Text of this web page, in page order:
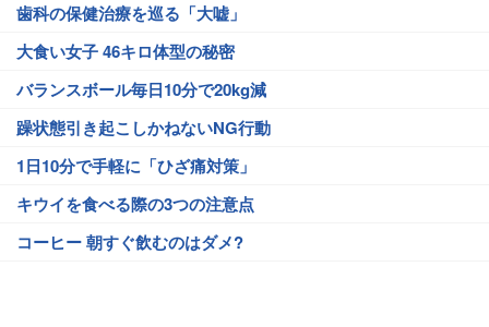
歯科の保健治療を巡る「大嘘」
大食い女子 46キロ体型の秘密
バランスボール毎日10分で20kg減
躁状態引き起こしかねないNG行動
1日10分で手軽に「ひざ痛対策」
キウイを食べる際の3つの注意点
コーヒー 朝すぐ飲むのはダメ?